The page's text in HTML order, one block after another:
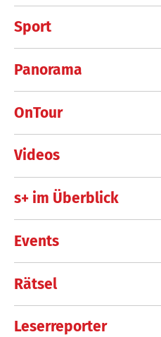
Sport
Panorama
OnTour
Videos
s+ im Überblick
Events
Rätsel
Leserreporter